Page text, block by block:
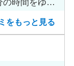
の時間をゆっ
をもっと見る